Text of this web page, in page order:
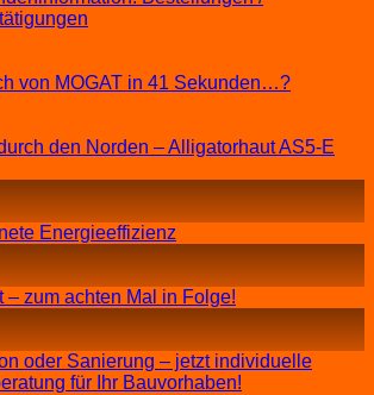
von MOGAT in 41 Sekunden…?
den Norden – Alligatorhaut AS5-E
Energieeffizienz
– zum achten Mal in Folge!
oder Sanierung – jetzt individuelle
für Ihr Bauvorhaben!